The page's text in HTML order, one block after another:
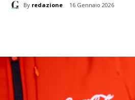
By redazione 16 Gennaio 2026